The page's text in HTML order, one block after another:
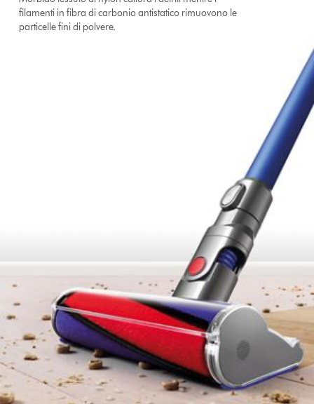
filamenti in fibra di carbonio antistatico rimuovono le
particelle fini di polvere.